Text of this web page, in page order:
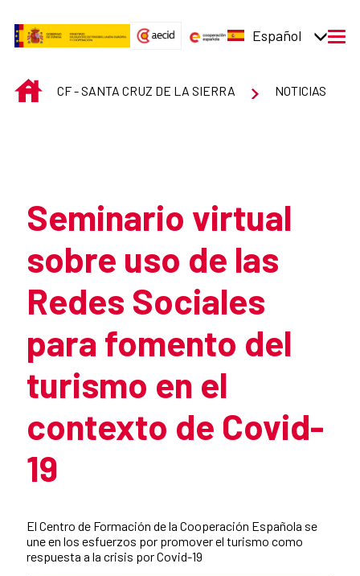
Español
INICIOCF - SANTA CRUZ DE LA SIERRA NOTICIAS
Seminario virtual
sobre uso de las
Redes Sociales
para fomento del
turismo en el
contexto de Covid-
19
El Centro de Formación de la Cooperación Española se
une en los esfuerzos por promover el turismo como
respuesta a la crisis por Covid-19